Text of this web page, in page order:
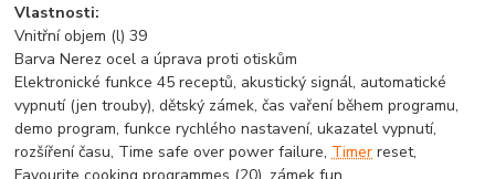
Vlastnosti:
Vnitřní objem (l) 39
Barva Nerez ocel a úprava proti otiskům
Elektronické funkce 45 receptů, akustický signál, automatické
vypnutí (jen trouby), dětský zámek, čas vaření během programu,
demo program, funkce rychlého nastavení, ukazatel vypnutí,
rozšíření času, Time safe over power failure,Timer reset,